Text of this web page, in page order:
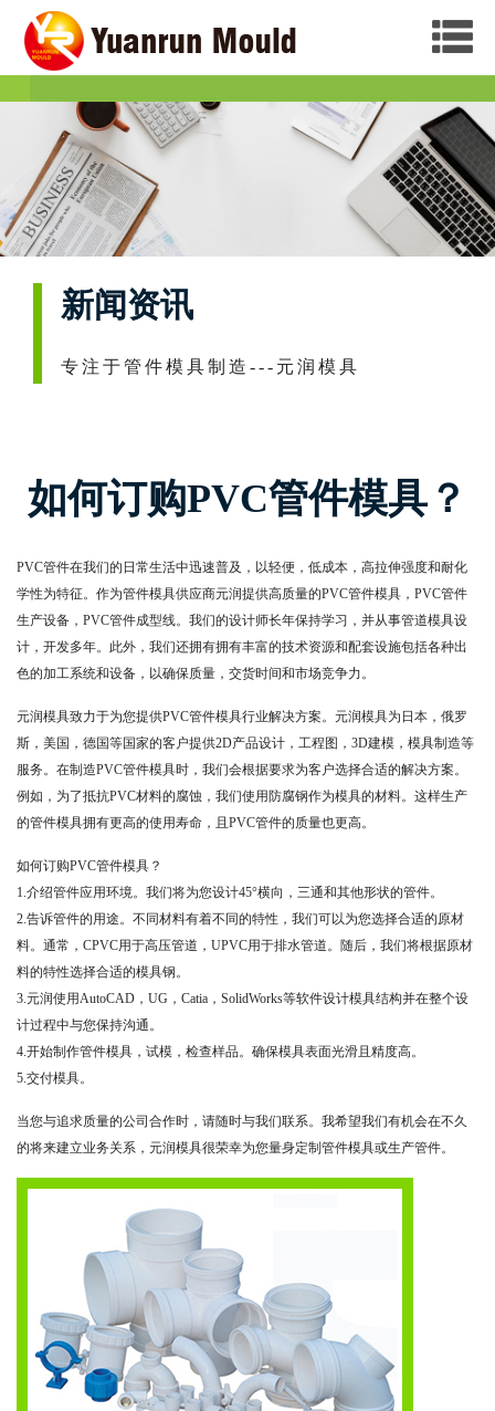
新闻资讯
专注于管件模具制造---元润模具
如何订购PVC管件模具？
PVC管件在我们的日常生活中迅速普及，以轻便，低成本，高拉伸强度和耐化
学性为特征。作为管件模具供应商元润提供高质量的PVC管件模具，PVC管件
生产设备，PVC管件成型线。我们的设计师长年保持学习，并从事管道模具设
计，开发多年。此外，我们还拥有拥有丰富的技术资源和配套设施包括各种出
色的加工系统和设备，以确保质量，交货时间和市场竞争力。
元润模具致力于为您提供PVC管件模具行业解决方案。 元润模具为日本，俄罗
斯，美国，德国等国家的客户提供2D产品设计，工程图，3D建模，模具制造等
服务。在制造PVC管件模具时，我们会根据要求为客户选择合适的解决方案。
例如，为了抵抗PVC材料的腐蚀，我们使用防腐钢作为模具的材料。这样生产
的管件模具拥有更高的使用寿命，且PVC管件的质量也更高。
如何订购PVC管件模具？
1.介绍管件应用环境。我们将为您设计45°横向，三通和其他形状的管件。
2.告诉管件的用途。不同材料有着不同的特性，我们可以为您选择合适的原材
料。通常，CPVC用于高压管道，UPVC用于排水管道。随后，我们将根据原材
料的特性选择合适的模具钢。
3.元润使用AutoCAD，UG，Catia，SolidWorks等软件设计模具结构并在整个设
计过程中与您保持沟通。
4.开始制作管件模具，试模，检查样品。确保模具表面光滑且精度高。
5.交付模具。
当您与追求质量的公司合作时，请随时与我们联系。我希望我们有机会在不久
的将来建立业务关系，元润模具很荣幸为您量身定制管件模具或生产管件。